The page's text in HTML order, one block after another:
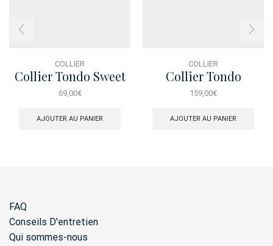
COLLIER
Collier Tondo Sweet
69,00€
AJOUTER AU PANIER
COLLIER
Collier Tondo
Gourmette Pave Dore
159,00€
AJOUTER AU PANIER
FAQ
Conseils D'entretien
Qui sommes-nous